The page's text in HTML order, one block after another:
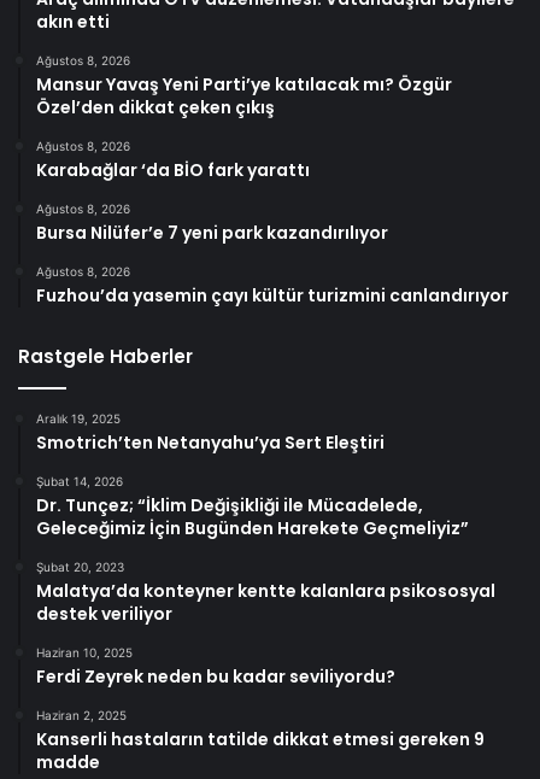
akın etti
Ağustos 8, 2026
Mansur Yavaş Yeni Parti’ye katılacak mı? Özgür
Özel’den dikkat çeken çıkış
Ağustos 8, 2026
Karabağlar ‘da BİO fark yarattı
Ağustos 8, 2026
Bursa Nilüfer’e 7 yeni park kazandırılıyor
Ağustos 8, 2026
Fuzhou’da yasemin çayı kültür turizmini canlandırıyor
Rastgele Haberler
Aralık 19, 2025
Smotrich’ten Netanyahu’ya Sert Eleştiri
Şubat 14, 2026
Dr. Tunçez; “İklim Değişikliği ile Mücadelede,
Geleceğimiz İçin Bugünden Harekete Geçmeliyiz”
Şubat 20, 2023
Malatya’da konteyner kentte kalanlara psikososyal
destek veriliyor
Haziran 10, 2025
Ferdi Zeyrek neden bu kadar seviliyordu?
Haziran 2, 2025
Kanserli hastaların tatilde dikkat etmesi gereken 9
madde